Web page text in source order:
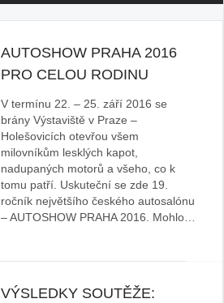
AUTOSHOW PRAHA 2016
PRO CELOU RODINU
V termínu 22. – 25. září 2016 se
brány Výstaviště v Praze –
Holešovicích otevřou všem
milovníkům lesklých kapot,
nadupaných motorů a všeho, co k
tomu patří. Uskuteční se zde 19.
ročník největšího českého autosalónu
– AUTOSHOW PRAHA 2016. Mohlo…
VÝSLEDKY SOUTĚŽE: